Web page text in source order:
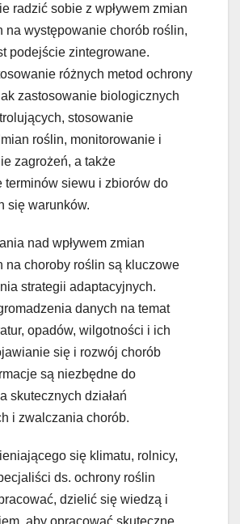
radzić sobie z wpływem zmian
na występowanie chorób roślin,
podejście zintegrowane.
różnych metod ochrony
zastosowanie biologicznych
stosowanie
roślin, monitorowanie i
zagrożeń, a także
terminów siewu i zbiorów do
się warunków.
nad wpływem zmian
na choroby roślin są kluczowe
strategii adaptacyjnych.
danych na temat
opadów, wilgotności i ich
się i rozwój chorób
są niezbędne do
skutecznych działań
i zwalczania chorób.
się klimatu, rolnicy,
ds. ochrony roślin
dzielić się wiedzą i
aby opracować skuteczne